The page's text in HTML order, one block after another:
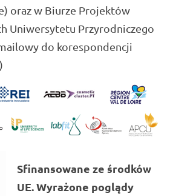
oraz w Biurze Projektów
Uniwersytetu Przyrodniczego
do korespondencji
)
Sfinansowane ze środków
UE. Wyrażone poglądy